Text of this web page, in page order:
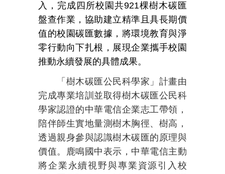
入，完成四所校園共921棵樹木碳匯
盤查作業，協助建立精準且具長期價
值的校園碳匯數據，將環境教育與淨
零行動向下扎根，展現企業攜手校園
推動永續發展的具體成果。
「樹木碳匯公民科學家」計畫由
完成專業培訓並取得樹木碳匯公民科
學家認證的中華電信企業志工帶領，
陪伴師生實地量測樹木胸徑、樹高，
透過親身參與認識樹木碳匯的原理與
價值。
鹿鳴國中表示，中華電信主動
將企業永續視野與專業資源引入校